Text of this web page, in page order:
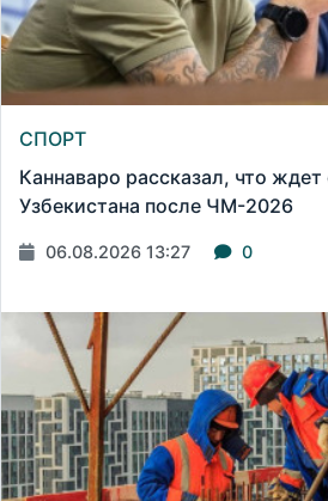
СПОРТ
Каннаваро рассказал, что
Узбекистана после ЧМ-2026
06.08.2026 13:27 0